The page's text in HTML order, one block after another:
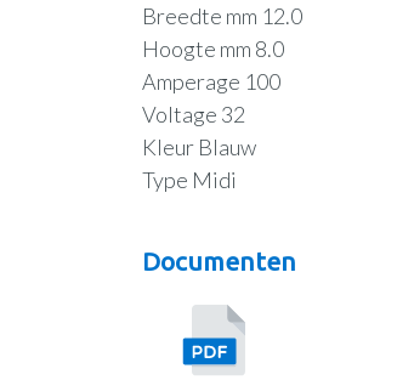
Breedte mm 12.0
Hoogte mm 8.0
Amperage 100
Voltage 32
Kleur Blauw
Type Midi
Documenten